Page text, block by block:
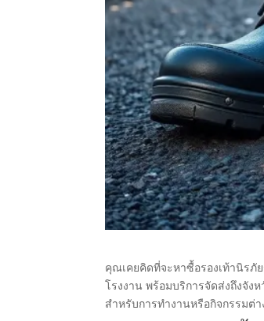
คุณเคยคิดที่จะหาซื้อรองเท้านิรภั
โรงงาน พร้อมบริการจัดส่งถึงจัง
สำหรับการทำงานหรือกิจกรรมต่